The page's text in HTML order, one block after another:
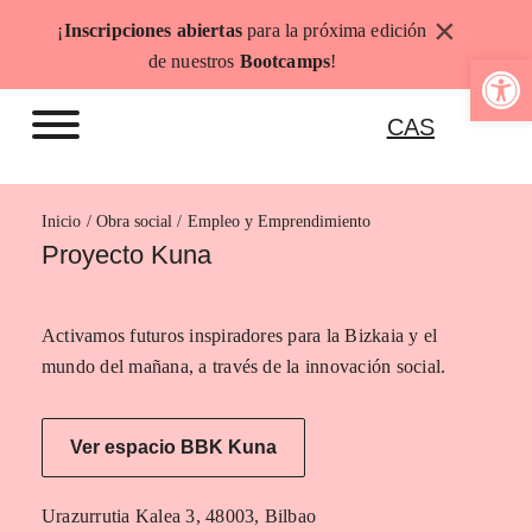
Abrir
¡Inscripciones abiertaspara la próxima edición
de nuestros Bootcamps!
×
CAS
Inicio Empleo y Emprendimiento
Proyecto Kuna
Activamos futuros inspiradores para la Bizkaia y el
mundo del mañana, a través de la innovación social.
Ver espacio BBK Kuna
Urazurrutia Kalea 3, 48003, Bilbao